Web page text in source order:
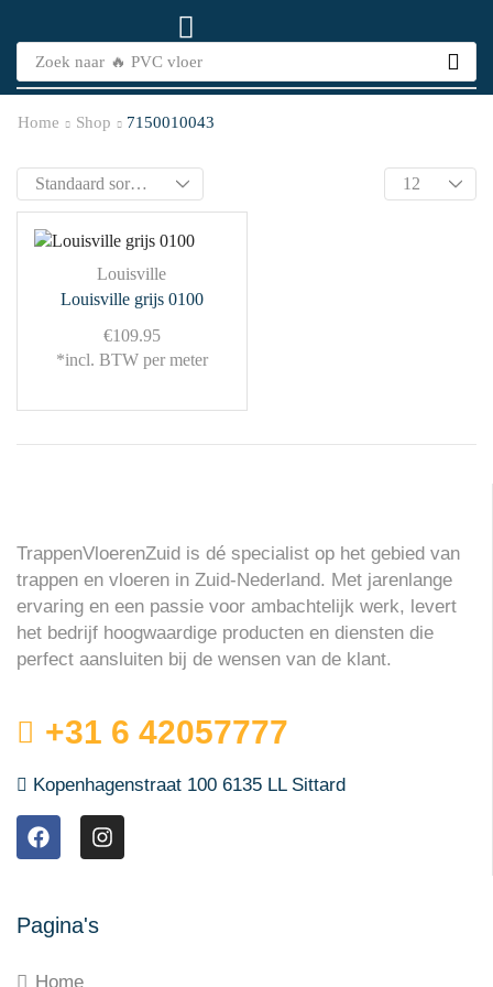
Zoek naar 🔥 PVC vloer
Home Shop 7150010043
Louisville
Louisville grijs 0100
€109.95
*incl. BTW per meter
TrappenVloerenZuid is dé specialist op het gebied van
trappen en vloeren in Zuid-Nederland. Met jarenlange
ervaring en een passie voor ambachtelijk werk, levert
het bedrijf hoogwaardige producten en diensten die
perfect aansluiten bij de wensen van de klant.
+31 6 42057777
Kopenhagenstraat 100 6135 LL Sittard
Pagina's
Home